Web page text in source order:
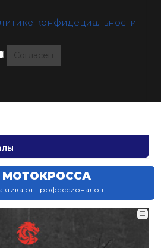
конфидециальности
Согласен
от профессионалов
☰